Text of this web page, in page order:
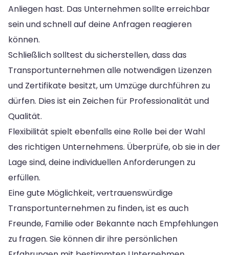
Anliegen hast. Das Unternehmen sollte erreichbar
sein und schnell auf deine Anfragen reagieren
können.
Schließlich solltest du sicherstellen, dass das
Transportunternehmen alle notwendigen Lizenzen
und Zertifikate besitzt, um Umzüge durchführen zu
dürfen. Dies ist ein Zeichen für Professionalität und
Qualität.
Flexibilität spielt ebenfalls eine Rolle bei der Wahl
des richtigen Unternehmens. Überprüfe, ob sie in der
Lage sind, deine individuellen Anforderungen zu
erfüllen.
Eine gute Möglichkeit, vertrauenswürdige
Transportunternehmen zu finden, ist es auch
Freunde, Familie oder Bekannte nach Empfehlungen
zu fragen. Sie können dir ihre persönlichen